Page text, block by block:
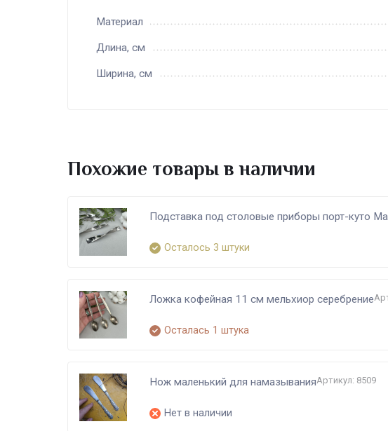
Материал
Длина, см
Ширина, см
Похожие товары в наличии
Подставка под столовые приборы порт-куто
Осталось 3 штуки
Ложка кофейная 11 см мельхиор серебрение
Осталась 1 штука
Нож маленький для намазыванияАртикул: 8509
Нет в наличии